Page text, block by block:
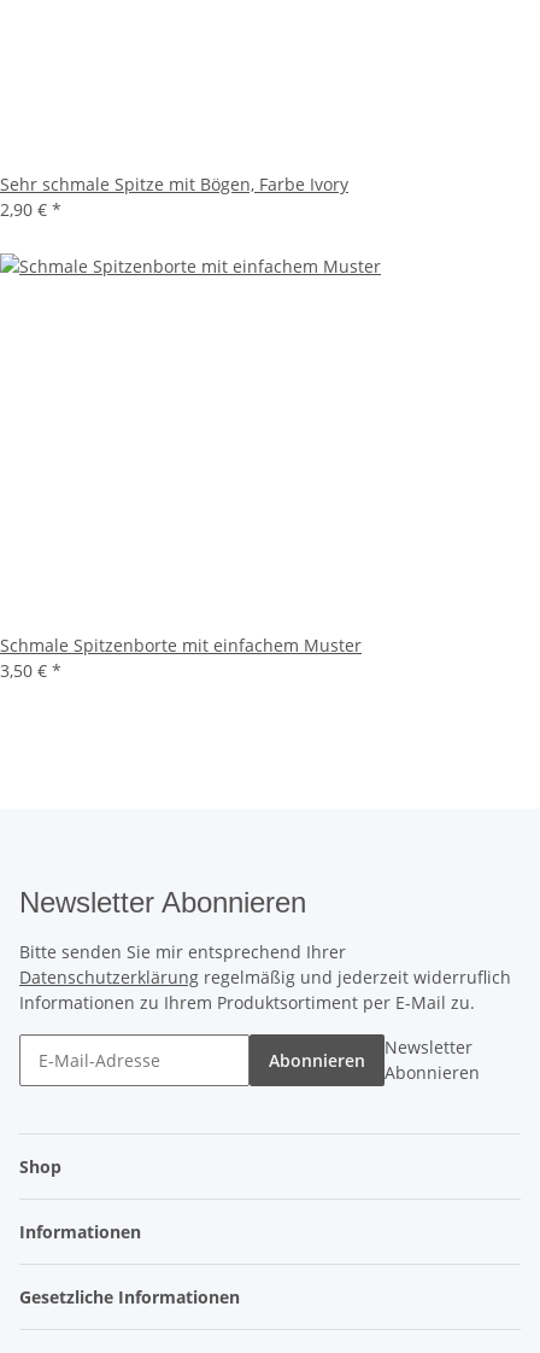
Sehr schmale Spitze mit Bögen, Farbe Ivory
2,90 € *
Schmale Spitzenborte mit einfachem Muster
3,50 € *
Newsletter Abonnieren
Bitte senden Sie mir entsprechend Ihrer
Datenschutzerklärung regelmäßig und jederzeit widerruflich
Informationen zu Ihrem Produktsortiment per E-Mail zu.
Abonnieren
Newsletter
Abonnieren
Shop
Informationen
Gesetzliche Informationen